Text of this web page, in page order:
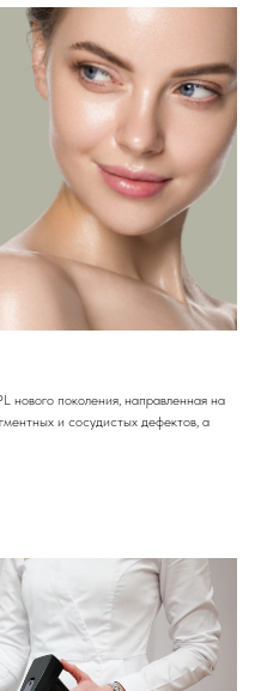
нового поколения, направленная на
и сосудистых дефектов, а